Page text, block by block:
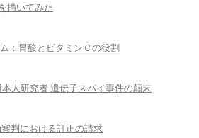
描いてみた
：胃酸とビタミンＣの役割
人研究者 遺伝子スパイ事件の顛末
判における訂正の請求